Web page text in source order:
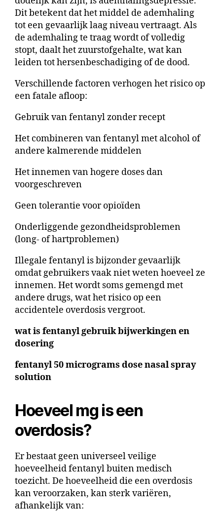
Dit betekent dat het middel de ademhaling
tot een gevaarlijk laag niveau vertraagt. Als
de ademhaling te traag wordt of volledig
stopt, daalt het zuurstofgehalte, wat kan
leiden tot hersenbeschadiging of de dood.
Verschillende factoren verhogen het risico op
een fatale afloop:
Gebruik van fentanyl zonder recept
Het combineren van fentanyl met alcohol of
andere kalmerende middelen
Het innemen van hogere doses dan
voorgeschreven
Geen tolerantie voor opioïden
Onderliggende gezondheidsproblemen
(long- of hartproblemen)
Illegale fentanyl is bijzonder gevaarlijk
omdat gebruikers vaak niet weten hoeveel ze
innemen. Het wordt soms gemengd met
andere drugs, wat het risico op een
accidentele overdosis vergroot.
wat is fentanyl gebruik bijwerkingen en
dosering
fentanyl 50 micrograms dose nasal spray
solution
Hoeveel mg is een
overdosis?
Er bestaat geen universeel veilige
hoeveelheid fentanyl buiten medisch
toezicht. De hoeveelheid die een overdosis
kan veroorzaken, kan sterk variëren,
afhankelijk van: